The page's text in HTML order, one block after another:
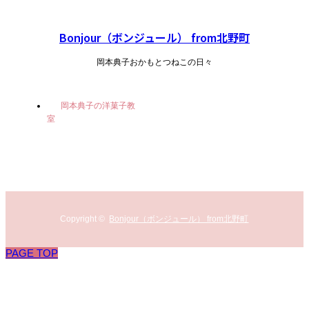
Bonjour（ボンジュール） from北野町
岡本典子おかもとつねこの日々
岡本典子の洋菓子教
室
Copyright © Bonjour（ボンジュール） from北野町
PAGE TOP